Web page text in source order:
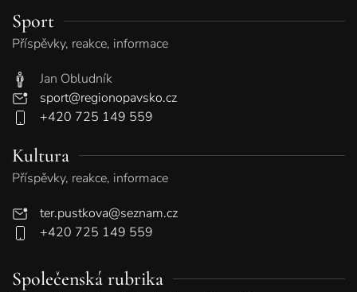
Sport
Příspěvky, reakce, informace
Jan Obludník
sport@regionopavsko.cz
+420 725 149 559
Kultura
Příspěvky, reakce, informace
ter.pustkova@seznam.cz
+420 725 149 559
Společenská rubrika